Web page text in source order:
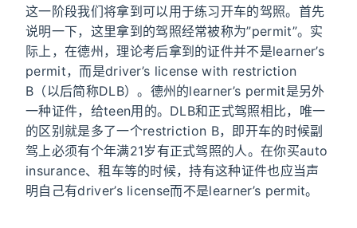
这一阶段我们将拿到可以用于练习开车的驾照。首先
说明一下，这里拿到的驾照经常被称为”permit”。实
际上，在德州，理论考后拿到的证件并不是learner’s
permit，而是driver’s license with restriction
B（以后简称DLB）。德州的learner’s permit是另外
一种证件，给teen用的。DLB和正式驾照相比，唯一
的区别就是多了一个restriction B，即开车的时候副
驾上必须有个年满21岁有正式驾照的人。在你买auto
insurance、租车等的时候，持有这种证件也应当声
明自己有driver’s license而不是learner’s permit。